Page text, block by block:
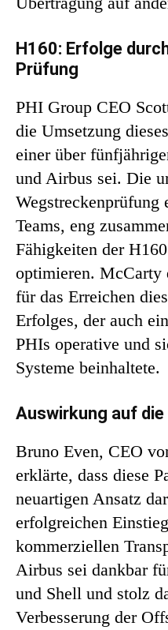
H160: Erfolge
Prüfung
PHI Group CEO
die Umsetzung
einer über
und Airbus sei. Die
Wegstreckenprüfung
Teams, eng
Fähigkeiten der
optimieren. McCarty
für das Erreichen
Erfolges, der auch
PHIs operative und
Systeme beinhaltete.
Auswirkung auf
Bruno Even, CEO
erklärte, dass diese
neuartigen Ansatz
erfolgreichen
kommerziellen
Airbus sei dankbar
und Shell und stolz
Verbesserung der